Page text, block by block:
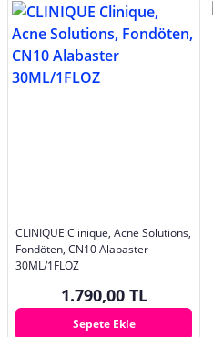
CLINIQUE Clinique, Acne Solutions,
Fondöten, CN10 Alabaster
30ML/1FLOZ
1.790,00 TL
Sepete Ekle